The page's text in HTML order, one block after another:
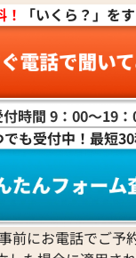
おります。クロ
デザインが特徴
産モデルや、ヴィン
て完璧な状態の品
価格で取引されて
提供できたことは、
お客様からいた
上に努め、さら
まいります。チュー
ブランド品、時計な
からや」をご利
の価格でお取引
ンタ
「いくら？」を
付時間 9：00〜19
も受付中！最短30
前にお電話でご予